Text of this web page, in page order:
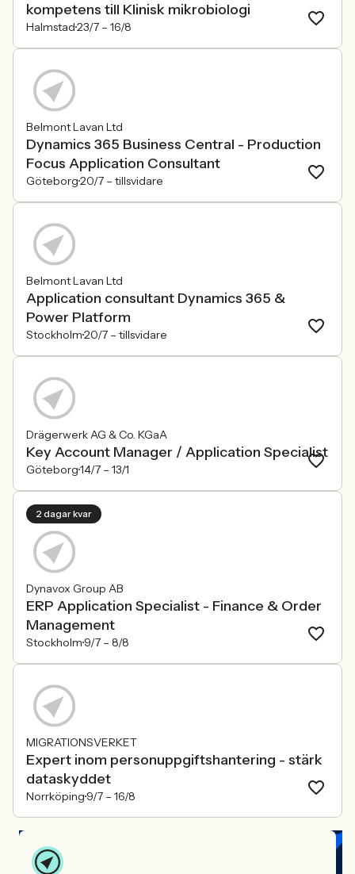
kompetens till Klinisk mikrobiologi
Halmstad23/7 – 16/8
Belmont Lavan Ltd
Dynamics 365 Business Central - Production
Focus Application Consultant
Göteborg20/7 – tillsvidare
Belmont Lavan Ltd
Application consultant Dynamics 365 &
Power Platform
Stockholm20/7 – tillsvidare
Drägerwerk AG & Co. KGaA
Key Account Manager / Application Specialist
Göteborg14/7 – 13/1
2 dagar kvar
Dynavox Group AB
ERP Application Specialist - Finance & Order
Management
Stockholm 9/7 – 8/8
MIGRATIONSVERKET
Expert inom personuppgiftshantering - stärk
dataskyddet
Norrköping 9/7 – 16/8